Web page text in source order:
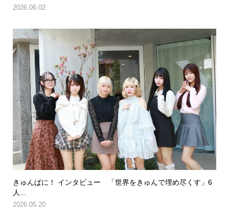
2026.06.02
きゅんぱに！ インタビュー 「世界をきゅんで埋め尽くす」6
人...
2026.05.20